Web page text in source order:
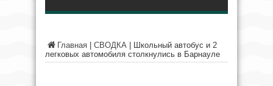
Главная СВОДКА
Школьный автобус и 2
легковых автомобиля столкнулись в Барнауле